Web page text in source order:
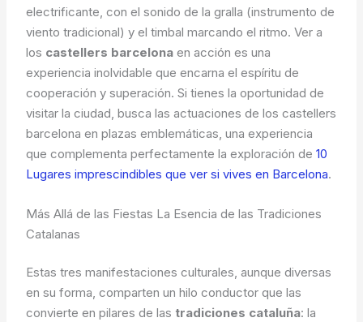
electrificante, con el sonido de la gralla (instrumento de
viento tradicional) y el timbal marcando el ritmo. Ver a
los castellers barcelona en acción es una
experiencia inolvidable que encarna el espíritu de
cooperación y superación. Si tienes la oportunidad de
visitar la ciudad, busca las actuaciones de los castellers
barcelona en plazas emblemáticas, una experiencia
que complementa perfectamente la exploración de10
Lugares imprescindibles que ver si vives en Barcelona.
Más Allá de las Fiestas La Esencia de las Tradiciones
Catalanas
Estas tres manifestaciones culturales, aunque diversas
en su forma, comparten un hilo conductor que las
convierte en pilares de las tradiciones cataluña: la